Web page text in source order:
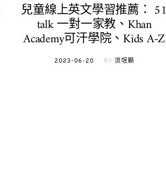
兒童線上英文學習推薦： 51
talk 一對一家教、Khan
Academy可汗學院、Kids A-Z
POSTED
2023-06-20 BY 流氓顆